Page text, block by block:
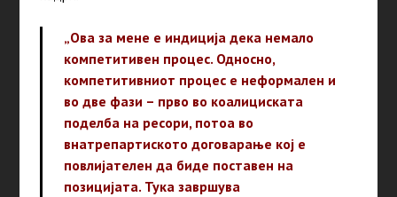
„Ова за мене е индиција дека немало
компетитивен процес. Односно,
компетитивниот процес е неформален и
во две фази – прво во коалициската
поделба на ресори, потоа во
внатрепартиското договарање кој е
повлијателен да биде поставен на
позицијата. Тука завршува